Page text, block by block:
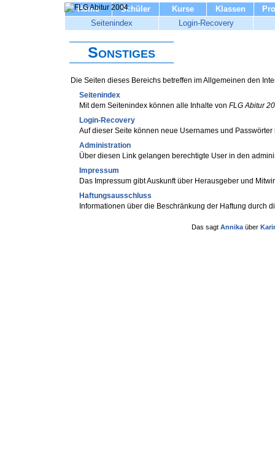
Home Schüler Kurse Klassen
Seitenindex
Login-Recovery
Sonstiges
Die Seiten dieses Bereichs betreffen im Allgemeinen den
Seitenindex
Mit dem Seitenindex können alle Inhalte von FLG Abitur
Login-Recovery
Auf dieser Seite können neue Usernames und
Administration
Über diesen Link gelangen berechtigte User in den
Impressum
Das Impressum gibt Auskunft über Herausgeber und
Haftungsausschluss
Informationen über die Beschränkung der Haftung durch
Das sagt Annika über